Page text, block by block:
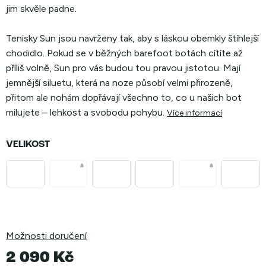
jim skvěle padne.
Tenisky Sun jsou navrženy tak, aby s láskou obemkly štíhlejší
chodidlo. Pokud se v běžných barefoot botách cítíte až
příliš volně, Sun pro vás budou tou pravou jistotou. Mají
jemnější siluetu, která na noze působí velmi přirozeně,
přitom ale nohám dopřávají všechno to, co u našich bot
milujete – lehkost a svobodu pohybu. Více informací
VELIKOST
Možnosti doručení
2 090 Kč